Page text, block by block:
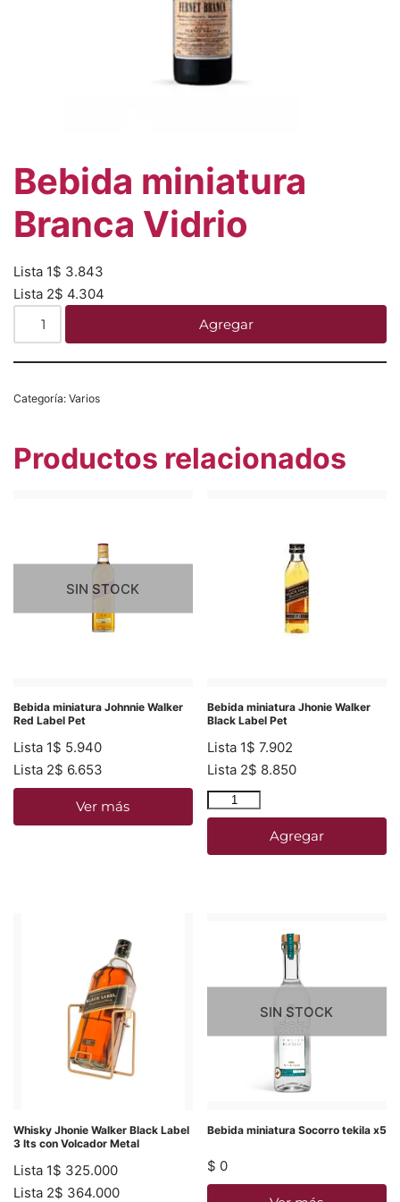
Bebida miniatura
Branca Vidrio
Lista 1$ 3.843
Lista 2$ 4.304
Agregar
Categoría: Varios
Productos relacionados
SIN STOCK
Bebida miniatura Johnnie Walker
Red Label Pet
Lista 1$ 5.940
Lista 2$ 6.653
Ver más
Bebida miniatura Jhonie Walker
Black Label Pet
Lista 1$ 7.902
Lista 2$ 8.850
Agregar
Whisky Jhonie Walker Black Label
3 lts con Volcador Metal
Lista 1$ 325.000
Lista 2$ 364.000
SIN STOCK
Bebida miniatura Socorro tekila x5
$ 0